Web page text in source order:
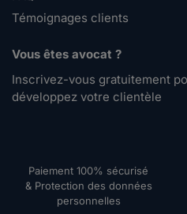
Témoignages clients
Vous êtes avocat ?
Inscrivez-vous gratuitement
développez votre clientèle
Paiement 100% sécurisé
& Protection des données
personnelles